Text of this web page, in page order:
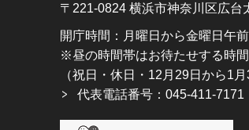
〒221-0824 横浜市神奈川区広台
開庁時間：月曜日から金曜日午
※昼の時間帯はお待たせする時
（祝日・休日・12月29日から1月
代表電話番号：045-411-7171